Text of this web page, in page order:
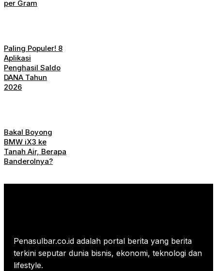
per Gram
Paling Populer! 8
Aplikasi
Penghasil Saldo
DANA Tahun
2026
Bakal Boyong
BMW iX3 ke
Tanah Air, Berapa
Banderolnya?
Penasulbar.co.id adalah portal berita yang berita
terkini seputar dunia bisnis, ekonomi, teknologi dan
lifestyle.